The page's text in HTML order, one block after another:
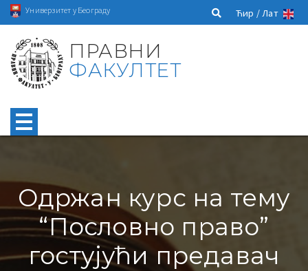
Универзитет у Београду Ћир /Лат
ПРАВНИ
ФАКУЛТЕТ
Одржан курс на тему
“Пословно правo”
гостујући предавач